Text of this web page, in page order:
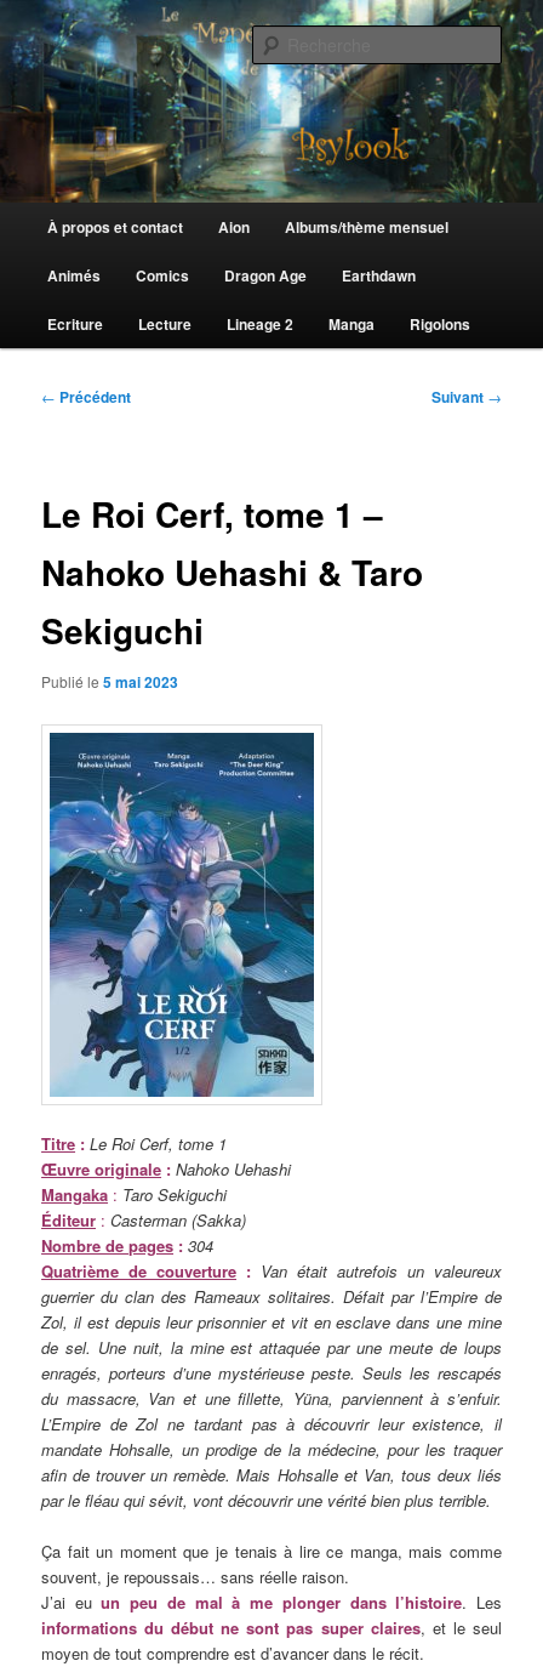
au
contenu
principalLe Manège de Psylook
principal
À propos et contact Aion Albums/thème mensuel
Animés Comics Dragon Age Earthdawn
Ecriture Lecture Lineage 2 Manga Rigolons
Navigation
← Précédent Suivant →
Le Roi Cerf, tome 1 –
Nahoko Uehashi & Taro
Sekiguchi
Publié le5 mai 2023
Titre : Le Roi Cerf, tome 1
Œuvre originale : Nahoko Uehashi
Mangaka : Taro Sekiguchi
Éditeur : Casterman (Sakka)
Nombre de pages : 304
Quatrième de couverture : Van était autrefois un valeureux
guerrier du clan des Rameaux solitaires. Défait par l’Empire de
Zol, il est depuis leur prisonnier et vit en esclave dans une mine
de sel. Une nuit, la mine est attaquée par une meute de loups
enragés, porteurs d’une mystérieuse peste. Seuls les rescapés
du massacre, Van et une fillette, Yüna, parviennent à s’enfuir.
L’Empire de Zol ne tardant pas à découvrir leur existence, il
mandate Hohsalle, un prodige de la médecine, pour les traquer
afin de trouver un remède. Mais Hohsalle et Van, tous deux liés
par le fléau qui sévit, vont découvrir une vérité bien plus terrible.
Ça fait un moment que je tenais à lire ce manga, mais comme
souvent, je repoussais… sans réelle raison.
J’ai euun peu de mal à me plonger dans l’histoire. Les
informations du début ne sont pas super claires, et le seul
moyen de tout comprendre est d’avancer dans le récit.